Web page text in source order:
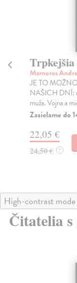
Trpkejšia
Marneros
JE TO
NAŠICH DNÍ:
muža. Vojna a
Zasielame do
22,05 €
24,50 € ?
High-contrast mode
Čitatelia